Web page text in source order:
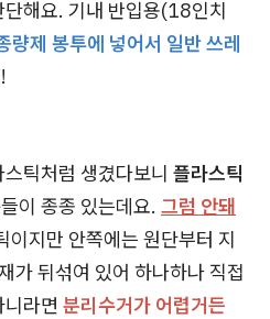
단해요. 기내 반입용(18인치
량제 봉투에 넣어서 일반 쓰레
틱처럼 생겼다보니 플라스틱
이 종종 있는데요. 그럼 안돼
이지만 안쪽에는 원단부터 지
가 뒤섞여 있어 하나하나 직접
라면 분리수거가 어렵거든